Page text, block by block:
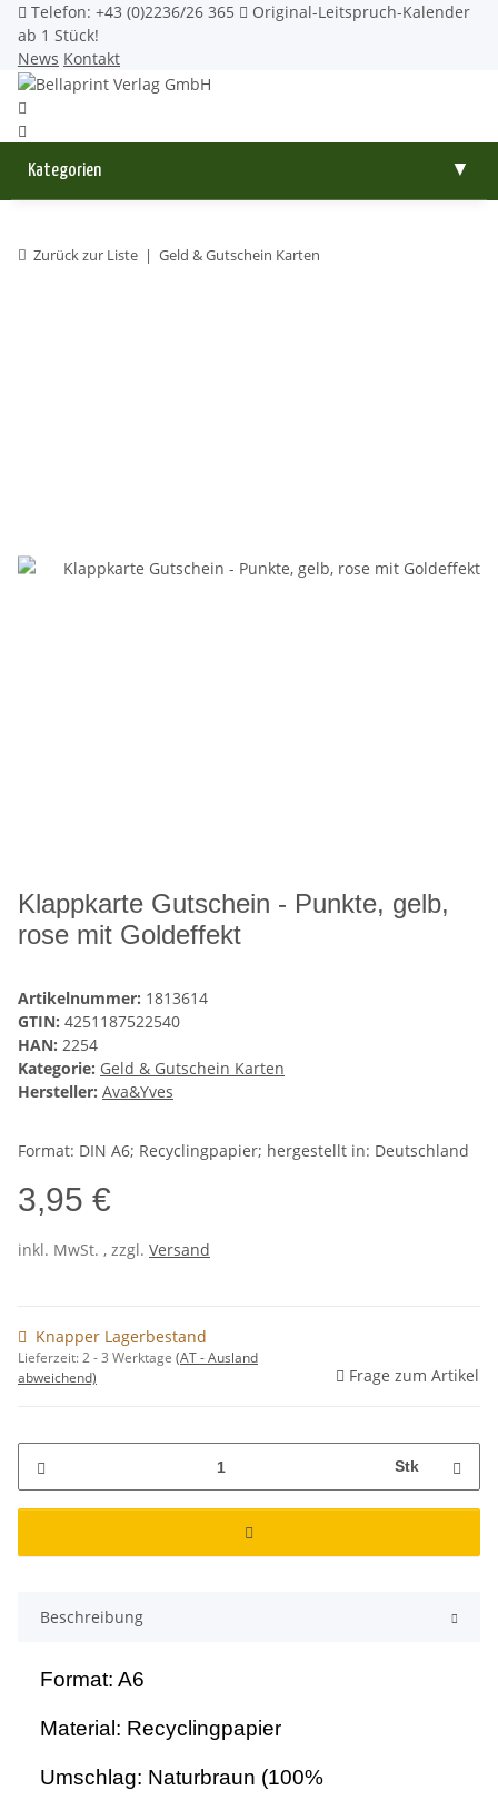
Telefon: +43 (0)2236/26 365
Original-Leitspruch-Kalender
ab 1 Stück!
News Kontakt
Kategorien ▼
Zurück zur Liste Geld & Gutschein Karten
Klappkarte Gutschein - Punkte, gelb,
rose mit Goldeffekt
Artikelnummer: 1813614
GTIN: 4251187522540
HAN: 2254
Kategorie: Geld & Gutschein Karten
Hersteller: Ava&Yves
Format: DIN A6; Recyclingpapier; hergestellt in: Deutschland
3,95 €
inkl. MwSt. , zzgl. Versand
Knapper Lagerbestand
Lieferzeit:2 - 3 Werktage (AT - Ausland
abweichend)
Frage zum Artikel
Stk
Beschreibung
Format: A6
Material: Recyclingpapier
Umschlag: Naturbraun (100%